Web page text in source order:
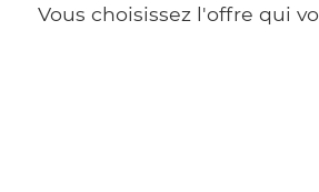
Vous choisissez l'offre qui